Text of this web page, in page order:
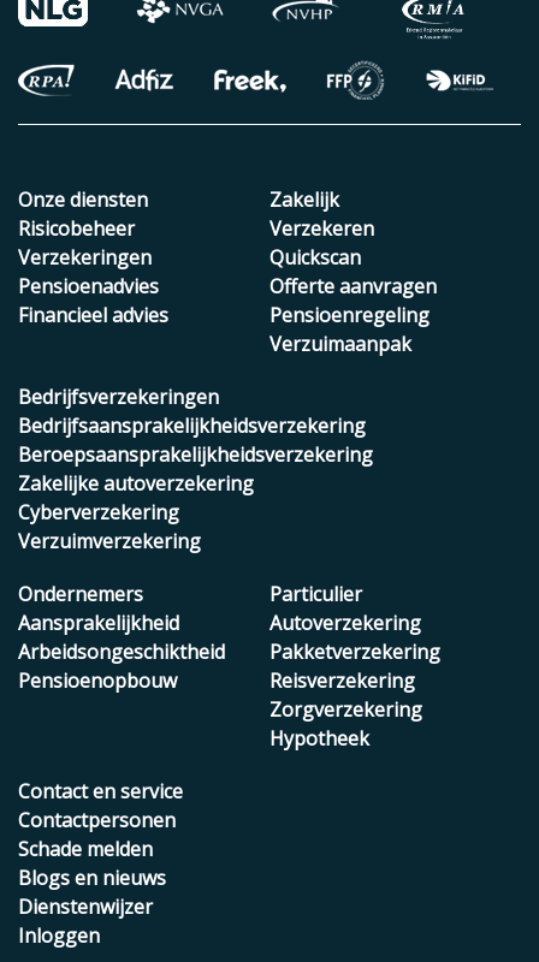
Onze diensten
Risicobeheer
Verzekeringen
Pensioenadvies
Financieel advies
Zakelijk
Verzekeren
Quickscan
Offerte aanvragen
Pensioenregeling
Verzuimaanpak
Bedrijfsverzekeringen
Bedrijfsaansprakelijkheidsverzekering
Beroepsaansprakelijkheidsverzekering
Zakelijke autoverzekering
Cyberverzekering
Verzuimverzekering
Ondernemers
Aansprakelijkheid
Arbeidsongeschiktheid
Pensioenopbouw
Particulier
Autoverzekering
Pakketverzekering
Reisverzekering
Zorgverzekering
Hypotheek
Contact en service
Contactpersonen
Schade melden
Blogs en nieuws
Dienstenwijzer
Inloggen